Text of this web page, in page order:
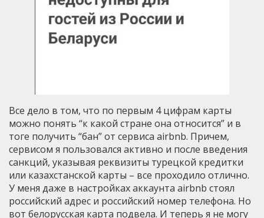
Все дело в том, что по первым 4 цифрам карты
можно понять “к какой стране она относится” и в
тоге получить “бан” от сервиса airbnb. Причем,
сервисом я пользовался активно и после введения
санкций, указывая реквизиты турецкой кредитки
или казахстанской карты – все проходило отлично.
У меня даже в настройках аккаунта airbnb стоял
российский адрес и российский номер телефона. Но
вот белорусская карта подвела. И теперь я не могу